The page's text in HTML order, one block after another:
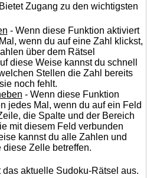
Zugang zu den wichtigsten
- Wenn diese Funktion aktiviert
wenn du auf eine Zahl klickst,
über dem Rätsel
diese Weise kannst du schnell
Stellen die Zahl bereits
noch fehlt.
- Wenn diese Funktion
jedes Mal, wenn du auf ein Feld
die Spalte und der Bereich
mit diesem Feld verbunden
kannst du alle Zahlen und
diese Zelle betreffen.
das aktuelle Sudoku-Rätsel aus.